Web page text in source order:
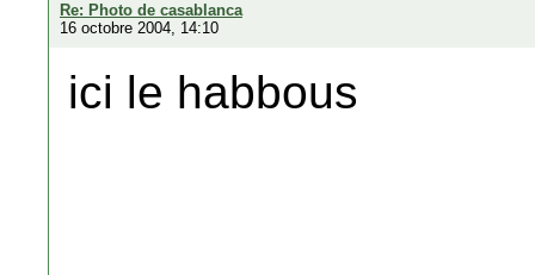
Re: Photo de casablanca
16 octobre 2004, 14:10
ici le habbous